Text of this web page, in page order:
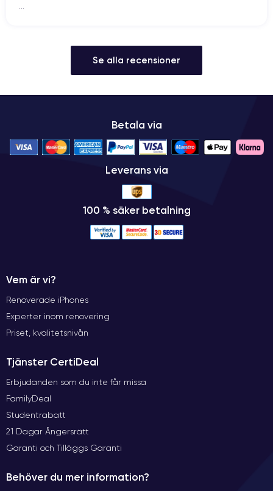
Se alla recensioner
Betala via
Leverans via
100 % säker betalning
Vem är vi?
Renoverade iPhones
Experter inom renovering
Priset, kvalitetsnivån
Tjänster CertiDeal
Erbjudanden som du inte får missa
FamilyDeal
Studentrabatt
21 Dagar Ångersrätt
Garanti och Tilläggs Garanti
Behöver du mer information?